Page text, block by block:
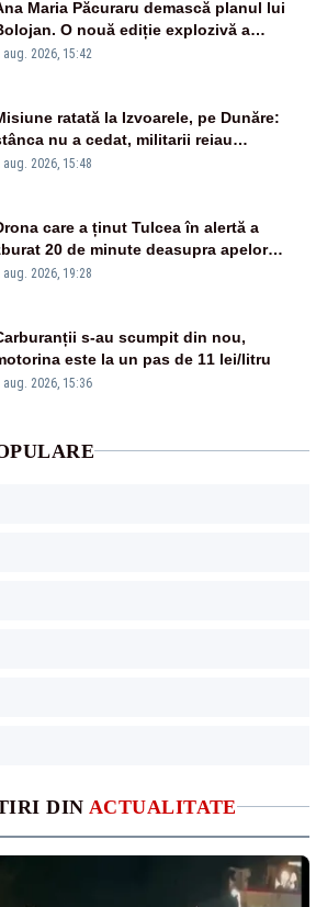
DIN ACTUALITATE
Maria Păcuraru demască planul lui
O nouă ediție explozivă a
„Miza Zilei” la Realitatea PLUS
aug. 2026, 15:42
ratată la Izvoarele, pe Dunăre:
nu a cedat, militarii reiau
luni – VIDEO
aug. 2026, 15:48
care a ținut Tulcea în alertă a
20 de minute deasupra apelor
Au fost ridicate două F-16
aug. 2026, 19:28
s-au scumpit din nou,
este la un pas de 11 lei/litru
aug. 2026, 15:36